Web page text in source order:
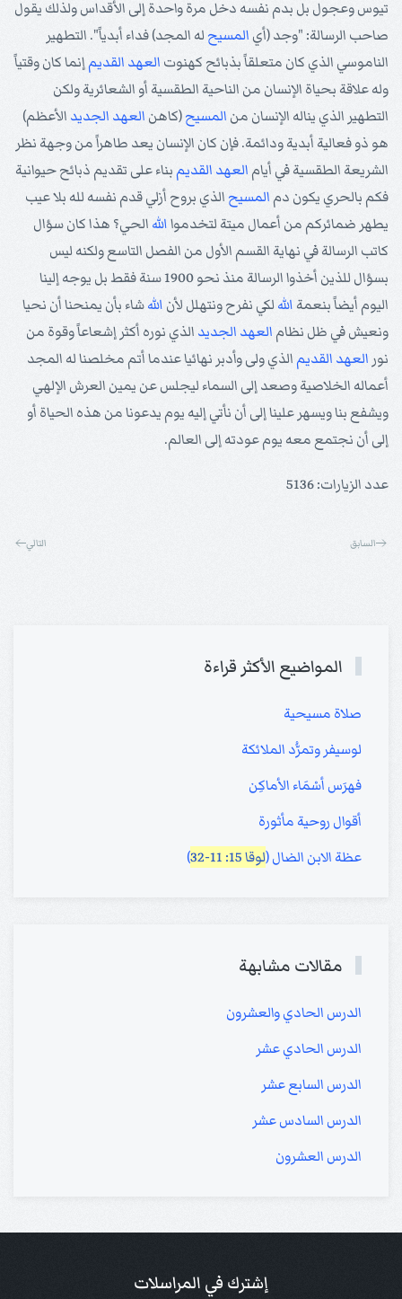
تيوس وعجول بل بدم نفسه دخل مرة واحدة إلى الأقداس ولذلك يقول
صاحب الرسالة: "وجد (أي المسيح له المجد) فداء أبدياً". التطهير
الناموسي الذي كان متعلقاً بذبائح كهنوت العهد القديمإنما كان وقتياً
وله علاقة بحياة الإنسان من الناحية الطقسية أو الشعائرية ولكن
التطهير الذي يناله الإنسان من المسيح(كاهن العهد الجديد الأعظم)
هو ذو فعالية أبدية ودائمة. فإن كان الإنسان يعد طاهراً من وجهة نظر
الشريعة الطقسية في أيام العهد القديمبناء على تقديم ذبائح حيوانية
فكم بالحري يكون دم المسيح الذي بروح أزلي قدم نفسه لله بلا عيب
يطهر ضمائركم من أعمال ميتة لتخدمواالله الحي؟ هذا كان سؤال
كاتب الرسالة في نهاية القسم الأول من الفصل التاسع ولكنه ليس
بسؤال للذين أخذوا الرسالة منذ نحو 1900 سنة فقط بل يوجه إلينا
اليوم أيضاً بنعمة الله لكي نفرح ونتهلل لأن اللهشاء بأن يمنحنا أن نحيا
ونعيش في ظل نظام العهد الجديد الذي نوره أكثر إشعاعاً وقوة من
نور العهد القديمالذي ولى وأدبر نهائيا عندما أتم مخلصنا له المجد
أعماله الخلاصية وصعد إلى السماء ليجلس عن يمين العرش الإلهي
ويشفع بنا ويسهر علينا إلى أن نأتي إليه يوم يدعونا من هذه الحياة أو
إلى أن نجتمع معه يوم عودته إلى العالم.
عدد الزيارات: 5136
السابق التالي
المواضيع الأكثر قراءة
صلاة مسيحية
لوسيفر وتمرُّد الملائكة
فهرَس أسْمَاء الأماكِن
أقوال روحية مأثورة
عظة الابن الضال (لوقا 15: 11-32 )
مقالات مشابهة
الدرس الحادي والعشرون
الدرس الحادي عشر
الدرس السابع عشر
الدرس السادس عشر
الدرس العشرون
إشترك في المراسلات